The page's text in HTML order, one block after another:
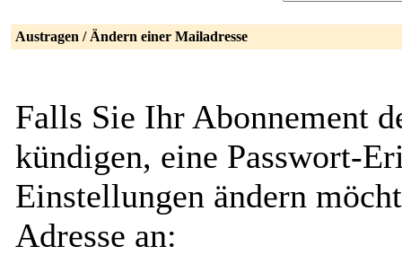
Austragen / Ändern einer Mailadresse
Falls Sie Ihr Abonnement
kündigen, eine Passwort-
Einstellungen ändern
Adresse an: